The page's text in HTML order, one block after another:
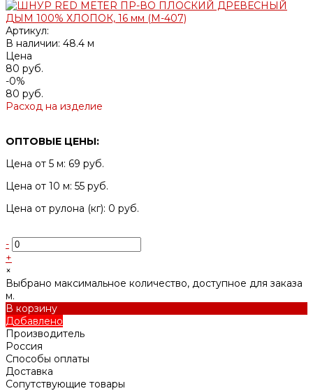
Артикул:
В наличии: 48.4 м
Цена
80 руб.
-0%
80 руб.
Расход на изделие
ОПТОВЫЕ ЦЕНЫ:
Цена от 5 м: 69 руб.
Цена от 10 м: 55 руб.
Цена от рулона (кг): 0 руб.
-
+
×
Выбрано максимальное количество, доступное для заказа
м.
В корзину
Добавлено
Производитель
Россия
Способы оплаты
Доставка
Сопутствующие товары